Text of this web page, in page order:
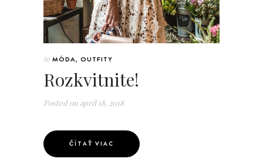
In MÓDA, OUTFITY
Rozkvitnite!
Posted on apríl 18, 2018
ČÍTAŤ VIAC